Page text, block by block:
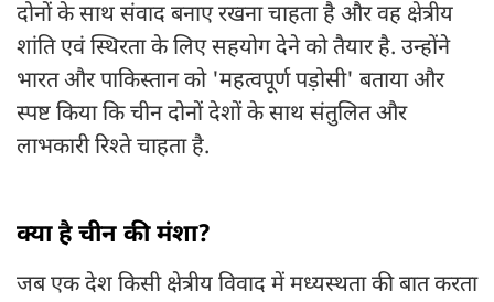
दोनों के साथ संवाद बनाए रखना चाहता है और वह क्षेत्रीय
शांति एवं स्थिरता के लिए सहयोग देने को तैयार है. उन्होंने
भारत और पाकिस्तान को 'महत्वपूर्ण पड़ोसी' बताया और
स्पष्ट किया कि चीन दोनों देशों के साथ संतुलित और
लाभकारी रिश्ते चाहता है.
क्या है चीन की मंशा?
जब एक देश किसी क्षेत्रीय विवाद में मध्यस्थता की बात करता